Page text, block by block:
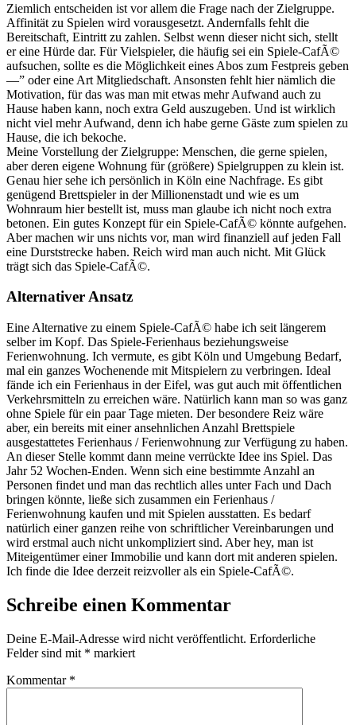
Ziemlich entscheiden ist vor allem die Frage nach der Zielgruppe.
Affinität zu Spielen wird vorausgesetzt. Andernfalls fehlt die
Bereitschaft, Eintritt zu zahlen. Selbst wenn dieser nicht sich, stellt
er eine Hürde dar. Für Vielspieler, die häufig sei ein Spiele-CafÃ©
aufsuchen, sollte es die Möglichkeit eines Abos zum Festpreis geben
—” oder eine Art Mitgliedschaft. Ansonsten fehlt hier nämlich die
Motivation, für das was man mit etwas mehr Aufwand auch zu
Hause haben kann, noch extra Geld auszugeben. Und ist wirklich
nicht viel mehr Aufwand, denn ich habe gerne Gäste zum spielen zu
Hause, die ich bekoche.
Meine Vorstellung der Zielgruppe: Menschen, die gerne spielen,
aber deren eigene Wohnung für (größere) Spielgruppen zu klein ist.
Genau hier sehe ich persönlich in Köln eine Nachfrage. Es gibt
genügend Brettspieler in der Millionenstadt und wie es um
Wohnraum hier bestellt ist, muss man glaube ich nicht noch extra
betonen. Ein gutes Konzept für ein Spiele-CafÃ© könnte aufgehen.
Aber machen wir uns nichts vor, man wird finanziell auf jeden Fall
eine Durststrecke haben. Reich wird man auch nicht. Mit Glück
trägt sich das Spiele-CafÃ©.
Alternativer Ansatz
Eine Alternative zu einem Spiele-CafÃ© habe ich seit längerem
selber im Kopf. Das Spiele-Ferienhaus beziehungsweise
Ferienwohnung. Ich vermute, es gibt Köln und Umgebung Bedarf,
mal ein ganzes Wochenende mit Mitspielern zu verbringen. Ideal
fände ich ein Ferienhaus in der Eifel, was gut auch mit öffentlichen
Verkehrsmitteln zu erreichen wäre. Natürlich kann man so was ganz
ohne Spiele für ein paar Tage mieten. Der besondere Reiz wäre
aber, ein bereits mit einer ansehnlichen Anzahl Brettspiele
ausgestattetes Ferienhaus / Ferienwohnung zur Verfügung zu haben.
An dieser Stelle kommt dann meine verrückte Idee ins Spiel. Das
Jahr 52 Wochen-Enden. Wenn sich eine bestimmte Anzahl an
Personen findet und man das rechtlich alles unter Fach und Dach
bringen könnte, ließe sich zusammen ein Ferienhaus /
Ferienwohnung kaufen und mit Spielen ausstatten. Es bedarf
natürlich einer ganzen reihe von schriftlicher Vereinbarungen und
wird erstmal auch nicht unkompliziert sind. Aber hey, man ist
Miteigentümer einer Immobilie und kann dort mit anderen spielen.
Ich finde die Idee derzeit reizvoller als ein Spiele-CafÃ©.
Schreibe einen Kommentar
Deine E-Mail-Adresse wird nicht veröffentlicht. Erforderliche
Felder sind mit * markiert
Kommentar *